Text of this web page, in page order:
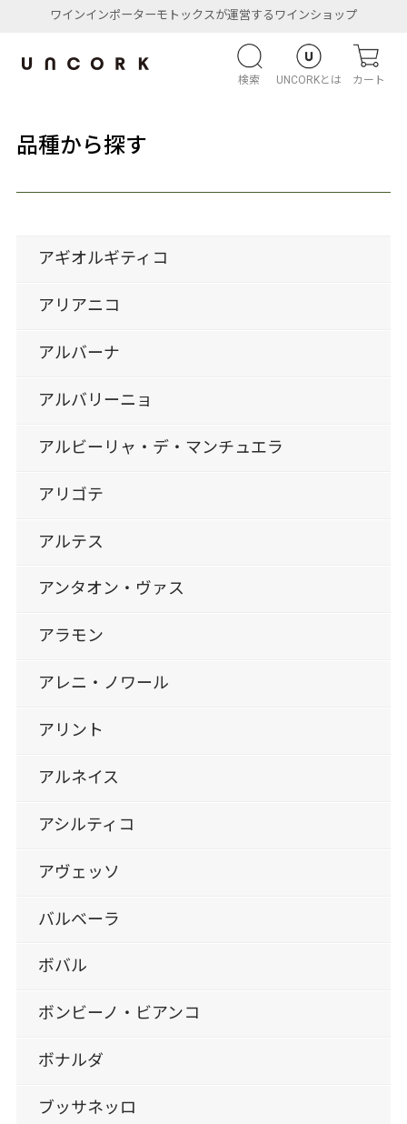
ワインインポーターモトックスが運営するワインショップ
検索 UNCORKとは カート
品種から探す
アギオルギティコ
アリアニコ
アルバーナ
アルバリーニョ
アルビーリャ・デ・マンチュエラ
アリゴテ
アルテス
アンタオン・ヴァス
アラモン
アレニ・ノワール
アリント
アルネイス
アシルティコ
アヴェッソ
バルベーラ
ボバル
ボンビーノ・ビアンコ
ボナルダ
ブッサネッロ